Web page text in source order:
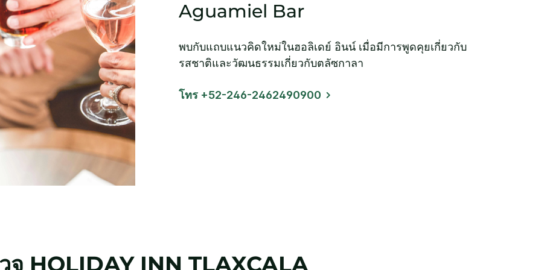
Aguamiel Bar
พบกับแถบแนวคิดใหม่ในฮอลิเดย์ อินน์ เมื่อมีการพูดคุยเกี่ยวกับ
รสชาติและวัฒนธรรมเกี่ยวกับตลัซกาลา
โทร +52-246-2462490900
จ HOLIDAY INN TLAXCALA